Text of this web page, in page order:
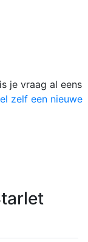
je vraag al eens
zelf een nieuwe